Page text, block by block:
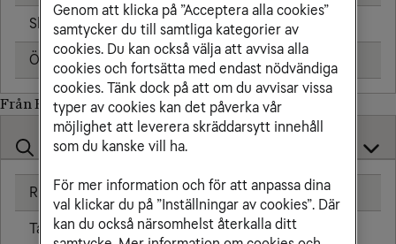
Skicka mms 0,99 kr
Öppningsavgift 0,00 kr
Från Finland till
Ringa samtal 0,00 kr/min
Ta emot samtal 0,00 kr/min
Genom att klicka på ”Acceptera alla cookies”
samtycker du till samtliga kategorier av
cookies. Du kan också välja att avvisa alla
cookies och fortsätta med endast nödvändiga
cookies. Tänk dock på att om du avvisar vissa
typer av cookies kan det påverka vår
möjlighet att leverera skräddarsytt innehåll
som du kanske vill ha.
För mer information och för att anpassa dina
val klickar du på ”Inställningar av cookies”. Där
kan du också närsomhelst återkalla ditt